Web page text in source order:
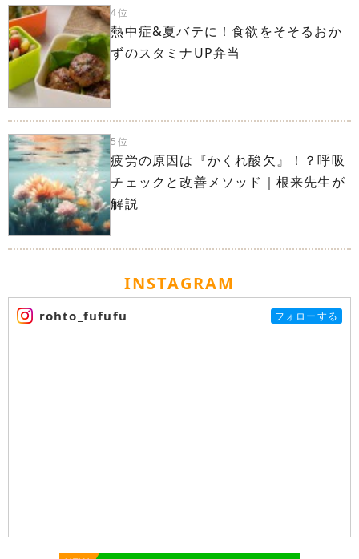
4位
熱中症&夏バテに！食欲をそそるおか
ずのスタミナUP弁当
5位
疲労の原因は『かくれ酸欠』！？呼吸
チェックと改善メソッド｜根来先生が
解説
INSTAGRAM
rohto_fufufu フォローする